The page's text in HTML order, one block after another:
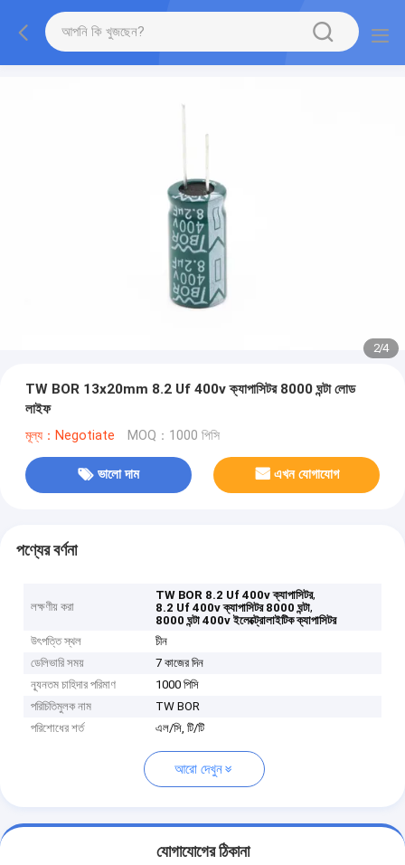
2/4
TW BOR 13x20mm 8.2 Uf 400v ক্যাপাসিটর 8000 ঘন্টা লোড
লাইফ
মূল্য：Negotiate MOQ：1000 পিসি
ভালো দাম এখন যোগাযোগ
পণ্যের বর্ণনা
লক্ষণীয় করা
TW BOR 8.2 Uf 400v ক্যাপাসিটর,
8.2 Uf 400v ক্যাপাসিটর 8000 ঘন্টা,
8000 ঘন্টা 400v ইলেক্ট্রোলাইটিক ক্যাপাসিটর
উৎপত্তি স্থল
চীন
ডেলিভারি সময়
7 কাজের দিন
ন্যূনতম চাহিদার পরিমাণ
1000 পিসি
পরিচিতিমুলক নাম
TW BOR
পরিশোধের শর্ত
এল/সি, টি/টি
আরো দেখুন
যোগাযোগের ঠিকানা